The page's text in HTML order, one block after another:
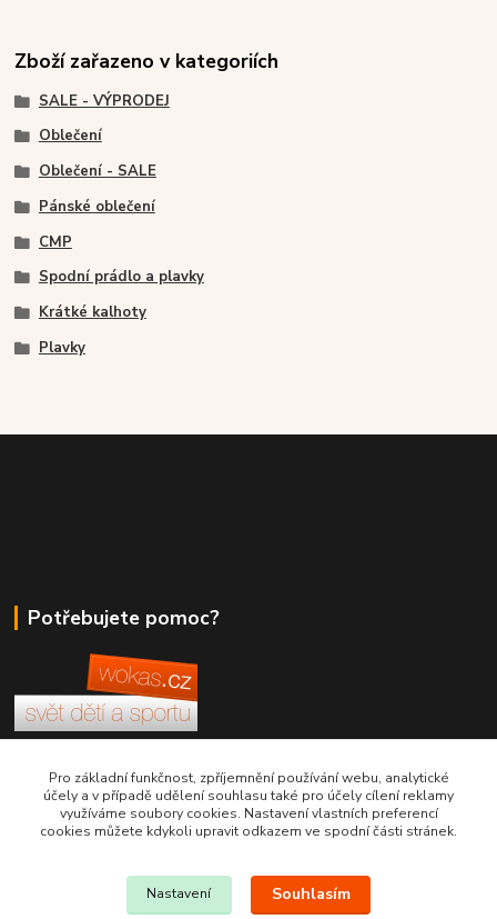
Zboží zařazeno v kategoriích
SALE - VÝPRODEJ
Oblečení
Oblečení - SALE
Pánské oblečení
CMP
Spodní prádlo a plavky
Krátké kalhoty
Plavky
Potřebujete pomoc?
+420 380 830 198
wokas.online@yahoo.cz
Pro základní funkčnost, zpříjemnění používání webu, analytické
účely a v případě udělení souhlasu také pro účely cílení reklamy
využíváme soubory cookies. Nastavení vlastních preferencí
cookies můžete kdykoli upravit odkazem ve spodní části stránek.
Nastavení Souhlasím